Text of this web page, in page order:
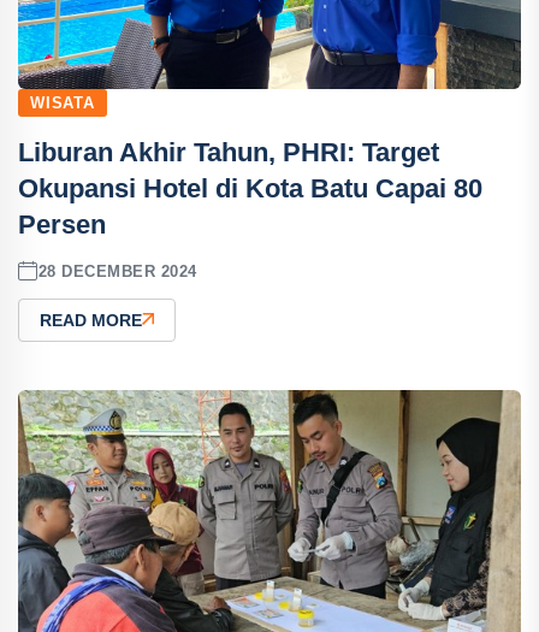
WISATA
Liburan Akhir Tahun, PHRI: Target
Okupansi Hotel di Kota Batu Capai 80
Persen
28 DECEMBER 2024
READ MORE